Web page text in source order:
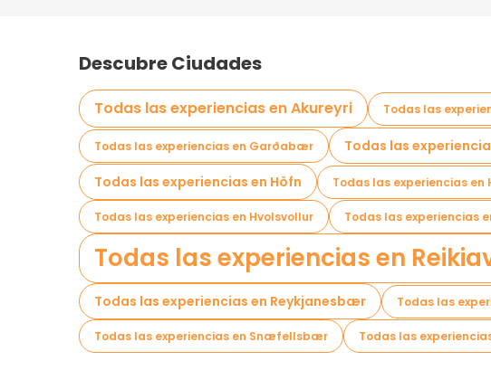
Descubre Ciudades
Todas las experiencias en Akureyri Todas las
Todas las experiencias en Garðabær Todas las
Todas las experiencias en Höfn Todas las experiencias en
Todas las experiencias en Hvolsvollur Todas las experiencias
Todas las experiencias en
Todas las experiencias en Reykjanesbær Todas las
Todas las experiencias en Snæfellsbær Todas las